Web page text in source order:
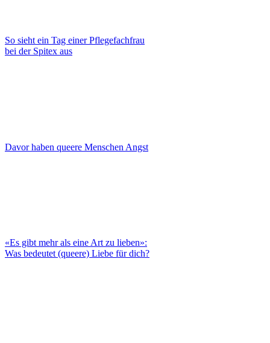
So sieht ein Tag einer Pflegefachfrau
bei der Spitex aus
Davor haben queere Menschen Angst
«Es gibt mehr als eine Art zu lieben»:
Was bedeutet (queere) Liebe für dich?